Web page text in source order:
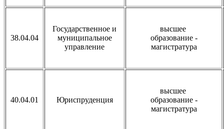
38.04.04
Государственное и
муниципальное
управление
высшее
образование -
магистратура
40.04.01 Юриспруденция
высшее
образование -
магистратура